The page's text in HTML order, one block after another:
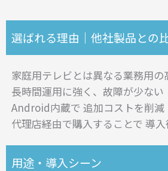
選ばれる理由｜他社製品との
家庭用テレビとは異なる業務用の
長時間運用に強く、故障が少ない
Android内蔵で 追加コストを削減
代理店経由で購入することで 導
用途・導入シーン